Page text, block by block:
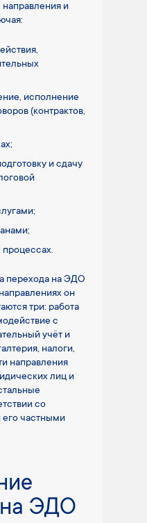
и
исполнение
(контрактов,
и сдачу
процессах.
перехода на ЭДО
он
три: работа
с
учёт и
налоги,
направления
лиц и
со
частными
на ЭДО